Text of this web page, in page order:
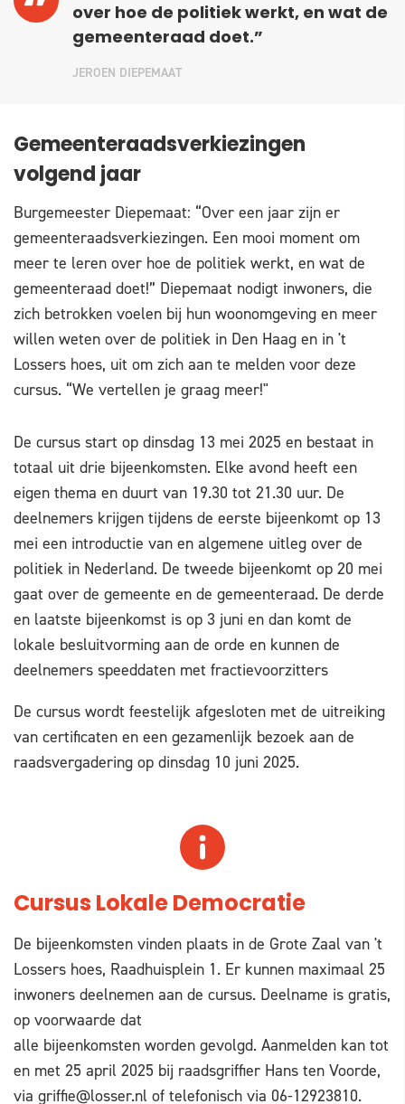
over hoe de politiek werkt, en wat de
gemeenteraad doet.”
JEROEN DIEPEMAAT
Gemeenteraadsverkiezingen
volgend jaar
Burgemeester Diepemaat: “Over een jaar zijn er
gemeenteraadsverkiezingen. Een mooi moment om
meer te leren over hoe de politiek werkt, en wat de
gemeenteraad doet!” Diepemaat nodigt inwoners, die
zich betrokken voelen bij hun woonomgeving en meer
willen weten over de politiek in Den Haag en in 't
Lossers hoes, uit om zich aan te melden voor deze
cursus. “We vertellen je graag meer!"
De cursus start op dinsdag 13 mei 2025 en bestaat in
totaal uit drie bijeenkomsten. Elke avond heeft een
eigen thema en duurt van 19.30 tot 21.30 uur. De
deelnemers krijgen tijdens de eerste bijeenkomt op 13
mei een introductie van en algemene uitleg over de
politiek in Nederland. De tweede bijeenkomt op 20 mei
gaat over de gemeente en de gemeenteraad. De derde
en laatste bijeenkomst is op 3 juni en dan komt de
lokale besluitvorming aan de orde en kunnen de
deelnemers speeddaten met fractievoorzitters
De cursus wordt feestelijk afgesloten met de uitreiking
van certificaten en een gezamenlijk bezoek aan de
raadsvergadering op dinsdag 10 juni 2025.
Cursus Lokale Democratie
De bijeenkomsten vinden plaats in de Grote Zaal van 't
Lossers hoes, Raadhuisplein 1. Er kunnen maximaal 25
inwoners deelnemen aan de cursus. Deelname is gratis,
op voorwaarde dat
alle bijeenkomsten worden gevolgd. Aanmelden kan tot
en met 25 april 2025 bij raadsgriffier Hans ten Voorde,
via griffie@losser.nl of telefonisch via 06-12923810.